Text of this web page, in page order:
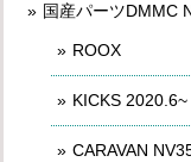
国産パーツDMMC
ROOX
KICKS 2020.6~
CARAVAN